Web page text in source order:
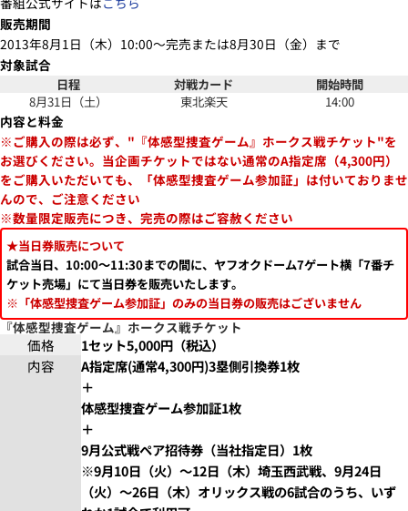
販売期間
2013年8月1日（木）10:00～完売または8月30日（金）まで
対象試合
日程 対戦カード
開始時間
8月31日（土）
東北楽天 14:00
内容と料金
※ご購入の際は必ず、"『体感型捜査ゲーム』ホークス戦チケット"を
お選びください。当企画チケットではない通常のA指定席（4,300円）
をご購入いただいても、「体感型捜査ゲーム参加証」は付いておりませ
んので、ご注意ください
※数量限定販売につき、完売の際はご容赦ください
★当日券販売について
試合当日、10:00～11:30までの間に、ヤフオクドーム7ゲート横「7番チ
ケット売場」にて当日券を販売いたします。
※「体感型捜査ゲーム参加証」のみの当日券の販売はございません
『体感型捜査ゲーム』ホークス戦チケット
価格
1セット5,000円（税込）
内容
A指定席(通常4,300円)3塁側引換券1枚
＋
体感型捜査ゲーム参加証1枚
＋
9月公式戦ペア招待券（当社指定日）1枚
※9月10日（火）～12日（木）埼玉西武戦、9月24日
（火）～26日（木）オリックス戦の6試合のうち、いず